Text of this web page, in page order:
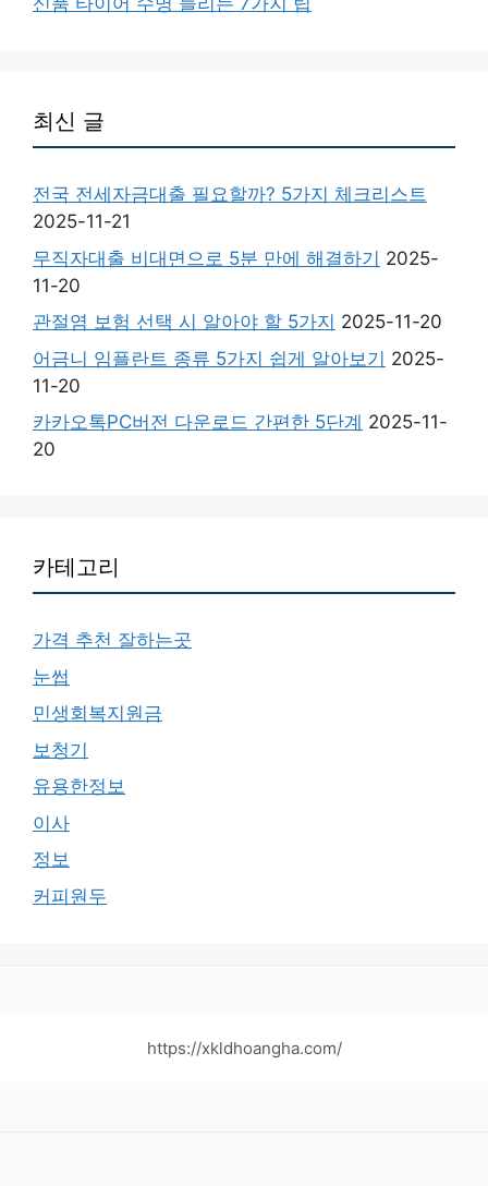
최신 글
전국 전세자금대출 필요할까? 5가지 체크리스트
2025-11-21
무직자대출 비대면으로 5분 만에 해결하기 2025-
11-20
관절염 보험 선택 시 알아야 할 5가지 2025-11-20
어금니 임플란트 종류 5가지 쉽게 알아보기 2025-
11-20
카카오톡PC버전 다운로드 간편한 5단계 2025-11-
20
카테고리
가격 추천 잘하는곳
눈썹
민생회복지원금
보청기
유용한정보
이사
정보
커피원두
https://xkldhoangha.com/